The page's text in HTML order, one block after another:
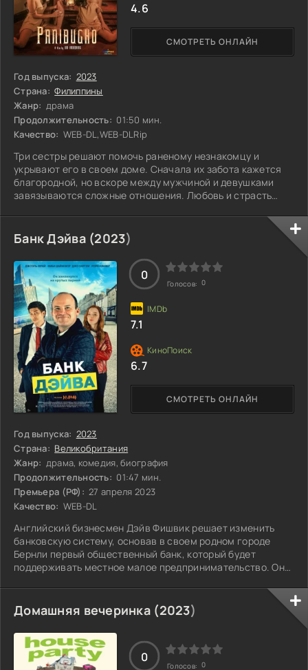
Год выпуска: 2023
Страна: Филиппины
Жанр: драма
Продолжительность: 01:50 мин.
Качество: WEB-DL,WEB-DLRip
Три сестры решают помочь раненому незнакомцу и
укрывают его в своем доме. Сначала их забота кажется
благородной, но вскоре между мужчиной и девушками
завязываются сложные отношения. Любовь и страсть
атмосферу. Каждая из сестер начинает осознавать свои
чувства, и это приводит к конфликтам и недопониманиям.
Ситуация накаляется, когда старые тайны и скрытые
желания начинают всплывать на поверхность. Что же
произойдет, когда выйдут на свет давно
СМОТРЕТЬ ОНЛАЙН
4.6
Банк Дэйва (2023)
Год выпуска: 2023
Страна: Великобритания
Жанр: драма, комедия, биография
Продолжительность: 01:47 мин.
Премьера (РФ): 27 апреля 2023
Качество: WEB-DL
Английский бизнесмен Дэйв Фишвик решает изменить
банковскую систему, основав в своем родном городе
Бернли первый общественный банк, который будет
поддерживать местное малое предпринимательство. Он
всегда готовы помочь новым и креативным идеям,
поэтому решает создать платформу, где малые бизнесы
смогут получить необходимую поддержку и
финансирование. Дэйв стремится дать шанс тем, кто
хочет реализовать свои мечты и развивать свои
компании, но
СМОТРЕТЬ ОНЛАЙН
0
Голосов: 0
7.1
6.7
Домашняя вечеринка (2023)
0
Голосов: 0